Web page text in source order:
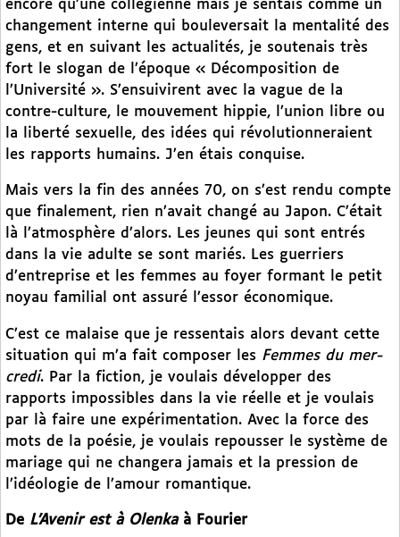
encore qu’une collégienne mais je sentais comme un
changement interne qui bouleversait la mentalité des
gens, et en suivant les actualités, je soutenais très
fort le slogan de l’époque « Décomposition de
l’Université ». S’ensuivirent avec la vague de la
contre-culture, le mouvement hippie, l’union libre ou
la liberté sexuelle, des idées qui révolutionneraient
les rapports humains. J’en étais conquise.
Mais vers la fin des années 70, on s’est rendu compte
que finalement, rien n’avait changé au Japon. C’était
là l’atmosphère d’alors. Les jeunes qui sont entrés
dans la vie adulte se sont mariés. Les guerriers
d’entreprise et les femmes au foyer formant le petit
noyau familial ont assuré l’essor économique.
C’est ce malaise que je ressentais alors devant cette
situation qui m’a fait composer les Femmes du mer-
credi. Par la fiction, je voulais développer des
rapports impossibles dans la vie réelle et je voulais
par là faire une expérimentation. Avec la force des
mots de la poésie, je voulais repousser le système de
mariage qui ne changera jamais et la pression de
l’idéologie de l’amour romantique.
De L’Avenir est à Olenka à Fourier